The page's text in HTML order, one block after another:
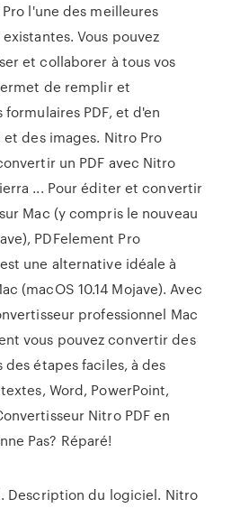
l'une des meilleures
Vous pouvez
et collaborer à tous vos
de remplir et
PDF, et d'en
des images. Nitro Pro
un PDF avec Nitro
... Pour éditer et convertir
Mac (y compris le nouveau
PDFelement Pro
une alternative idéale à
(macOS 10.14 Mojave). Avec
professionnel Mac
vous pouvez convertir des
des étapes faciles, à des
Word, PowerPoint,
Nitro PDF en
Pas? Réparé!
Description du logiciel. Nitro